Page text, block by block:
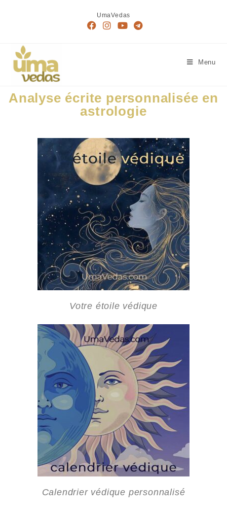
UmaVedas
Menu
Analyse écrite personnalisée en
astrologie
Votre étoile védique
Calendrier védique personnalisé